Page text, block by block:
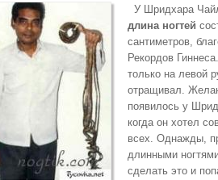
У Шридхара
длина ногтей
сантиметров,
Рекордов Гиннеса.
только на левой
отращивал.
появилось у
когда он хотел
всех. Однажды,
длинными
сделать это и